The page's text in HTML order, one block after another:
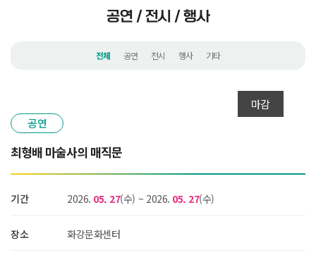
공연 / 전시 / 행사
전체 공연 전시 행사 기타
마감
공연
최형배 마술사의 매직문
기간 2026. 05. 27(수) ~ 2026. 05. 27(수)
장소 화강문화센터